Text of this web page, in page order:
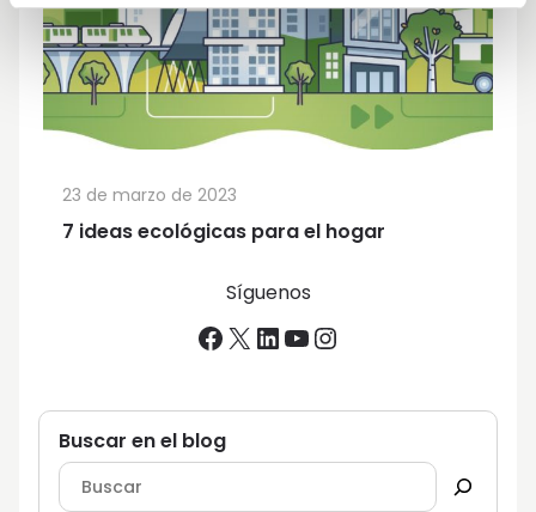
7 ideas ecológicas para el hogar
23 de marzo de 2023
Síguenos
Facebook
X LinkedIn
YouTube
Instagram
Buscar en el blog